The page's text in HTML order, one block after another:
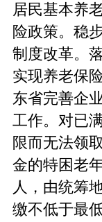
居民基本养
险政策。稳
制度改革。
实现养老保
东省完善企
工作。对已
限而无法领
金的特困老
人，由统筹
缴不低于最